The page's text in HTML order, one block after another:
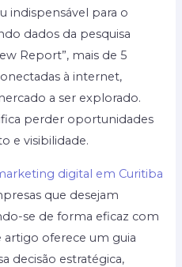
indispensável para o
dados da pesquisa
Report”, mais de 5
à internet,
a ser explorado.
perder oportunidades
e visibilidade.
digital em Curitiba
que desejam
se de forma eficaz com
artigo oferece um guia
decisão estratégica,